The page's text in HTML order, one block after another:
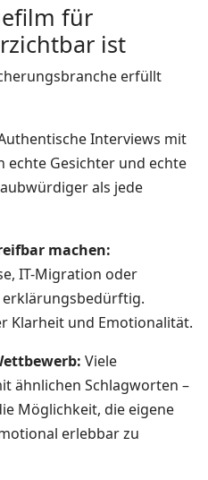
für
ist
erfüllt
Interviews mit
echte Gesichter und echte
als jede
machen:
IT-Migration oder
Klarheit und Emotionalität.
Viele
ähnlichen Schlagworten –
Möglichkeit, die eigene
erlebbar zu